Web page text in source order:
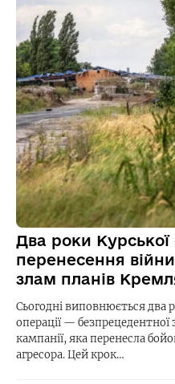
Два роки Курської
перенесення
злам планів
Сьогодні виповнюється два
операції —
кампанії, яка перенесла
агресора. Цей крок…